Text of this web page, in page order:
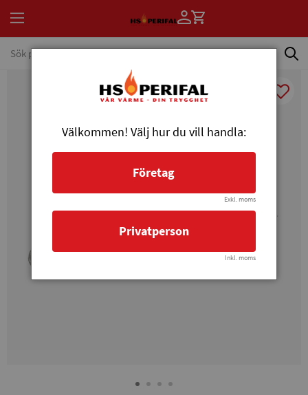
Välkommen! Välj hur du vill handla:
Företag
Exkl. moms
Privatperson
Inkl. moms